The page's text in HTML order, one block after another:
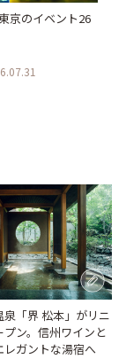
京のイベント26
「界 松本」がリニ
プン。信州ワインと
レガントな湯宿へ